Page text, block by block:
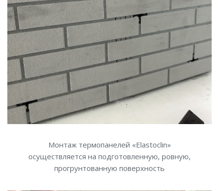
Монтаж термопанелей «Elastoclin»
осуществляется на подготовленную, ровную,
прогрунтованную поверхность